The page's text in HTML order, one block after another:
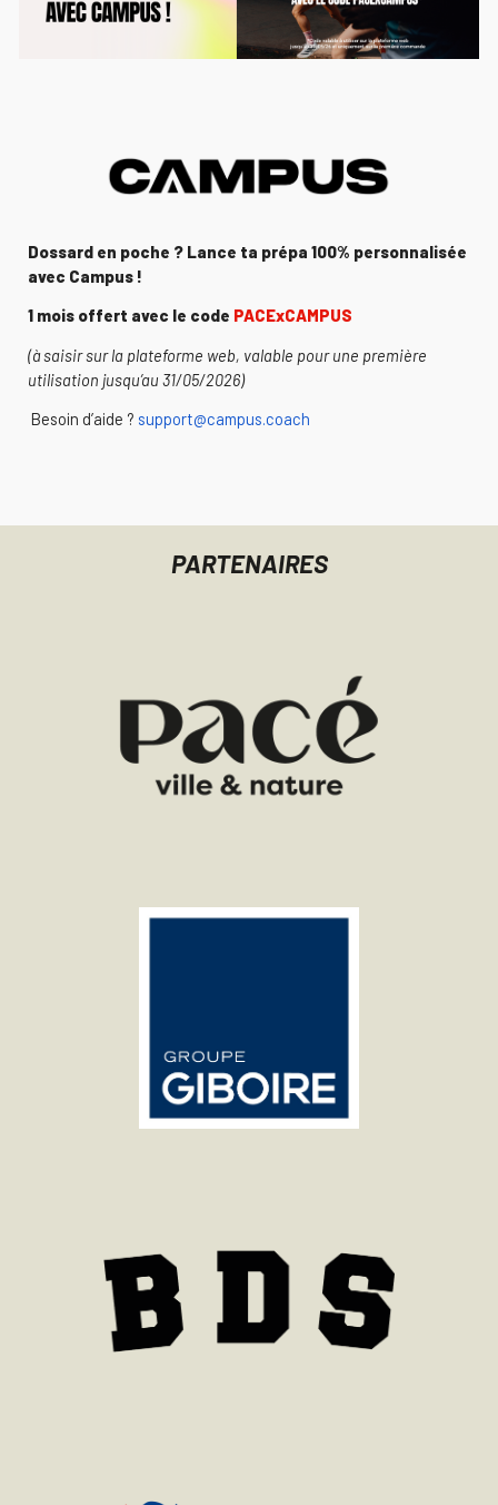
Dossard en poche ? Lance ta prépa100% personnalisée
avec Campus !
1 mois offert avec le code PACExCAMPUS
(à saisir sur la plateforme web, valable pour une première
utilisation jusqu’au 31/05/2026)
Besoin d’aide ? support@campus.coach
PARTENAIRES